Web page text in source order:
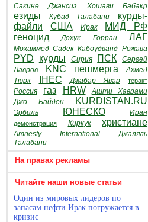
Сакине Джансиз Хошави Бабакр
езиды Кубад Талабани
курды-
файли
США Ирак
МИД РФ
геноцид
Дохук Горран ЛАГ
Мохаммед Садек Кабоудванд Рожава
PYD курды Сирия ПСК
Сергей
Лавров
KNC пешмерга
Ахмед
Тюрк
IHEC Джабар Явар теракт
Россия газ HRW
Ашти Хаврами
Джо Байден
KURDISTAN.RU
Эрбиль ЮНЕСКО Иран
демонстрация Киркук христиане
Amnesty International
Джаляль
Талабани
На правах рекламы
Читайте наши новые статьи
Один из мировых лидеров по
запасам нефти Ирак погружается в
кризис